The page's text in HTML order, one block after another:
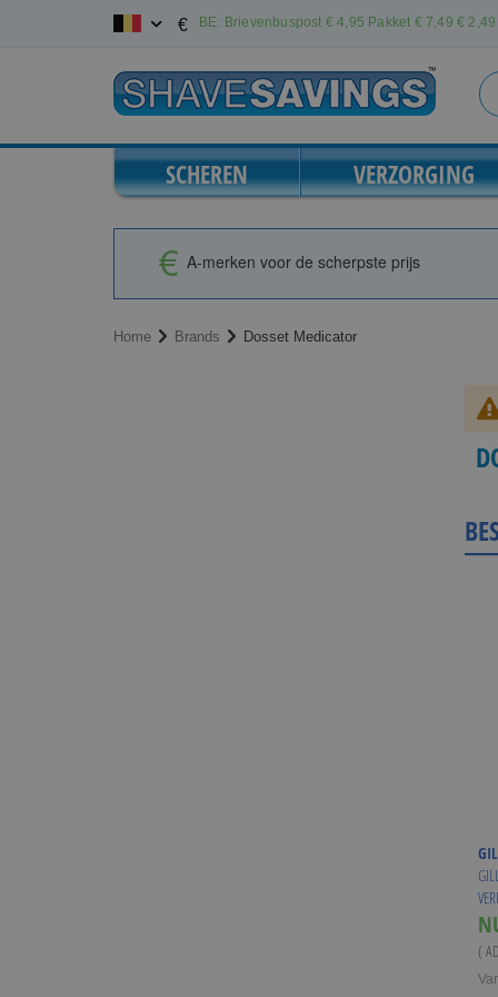
Ga
inhoud
€ BE: Brievenbuspost € 4,95 Pakket € 7,49 €
SCHEREN VERZORGING
A-merken voor de scherpste prijs
Home Brands Dosset Medicator
(